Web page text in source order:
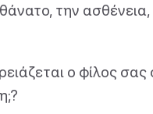
την ασθένεια,
ο φίλος σας